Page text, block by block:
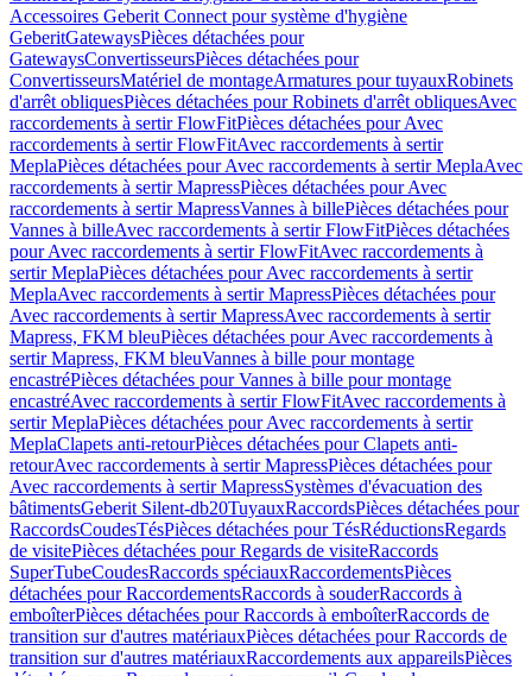
Accessoires Geberit Connect pour système d'hygiène
GeberitGatewaysPièces détachées pour
GatewaysConvertisseursPièces détachées pour
ConvertisseursMatériel de montageArmatures pour tuyauxRobinets
d'arrêt obliquesPièces détachées pour Robinets d'arrêt obliquesAvec
raccordements à sertir FlowFitPièces détachées pour Avec
raccordements à sertir FlowFitAvec raccordements à sertir
MeplaPièces détachées pour Avec raccordements à sertir MeplaAvec
raccordements à sertir MapressPièces détachées pour Avec
raccordements à sertir MapressVannes à billePièces détachées pour
Vannes à billeAvec raccordements à sertir FlowFitPièces détachées
pour Avec raccordements à sertir FlowFitAvec raccordements à
sertir MeplaPièces détachées pour Avec raccordements à sertir
MeplaAvec raccordements à sertir MapressPièces détachées pour
Avec raccordements à sertir MapressAvec raccordements à sertir
Mapress, FKM bleuPièces détachées pour Avec raccordements à
sertir Mapress, FKM bleuVannes à bille pour montage
encastréPièces détachées pour Vannes à bille pour montage
encastréAvec raccordements à sertir FlowFitAvec raccordements à
sertir MeplaPièces détachées pour Avec raccordements à sertir
MeplaClapets anti-retourPièces détachées pour Clapets anti-
retourAvec raccordements à sertir MapressPièces détachées pour
Avec raccordements à sertir MapressSystèmes d'évacuation des
bâtimentsGeberit Silent-db20TuyauxRaccordsPièces détachées pour
RaccordsCoudesTésPièces détachées pour TésRéductionsRegards
de visitePièces détachées pour Regards de visiteRaccords
SuperTubeCoudesRaccords spéciauxRaccordementsPièces
détachées pour RaccordementsRaccords à souderRaccords à
emboîterPièces détachées pour Raccords à emboîterRaccords de
transition sur d'autres matériauxPièces détachées pour Raccords de
transition sur d'autres matériauxRaccordements aux appareilsPièces